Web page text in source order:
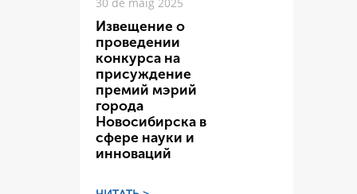
Извещение о
проведении
конкурса на
присуждение
премий мэрий
города
Новосибирска в
сфере науки и
инноваций